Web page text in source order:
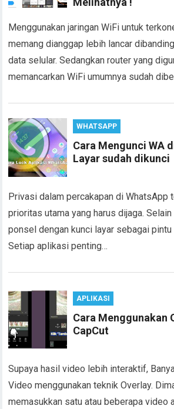
Menggunakan jaringan WiFi untuk
memang dianggap lebih lancar
data selular. Sedangkan router yang
memancarkan WiFi umumnya sudah
WHATSAPP
Cara Mengunci WA
Layar sudah dikunci
Privasi dalam percakapan di WhatsApp
prioritas utama yang harus dijaga.
ponsel dengan kunci layar sebagai pintu
Setiap aplikasi penting…
APLIKASI
Cara Menggunakan
CapCut
Supaya hasil video lebih interaktif,
Video menggunakan teknik Overlay.
memasukkan satu atau beberapa video